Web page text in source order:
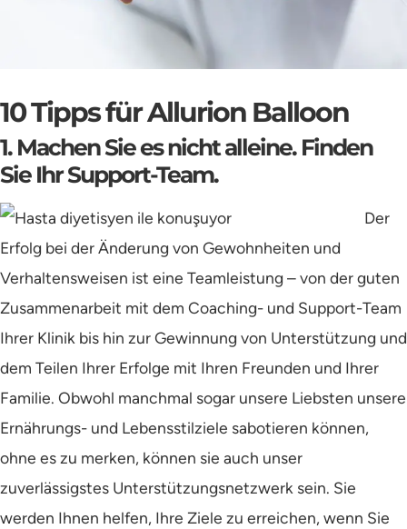
10 Tipps für Allurion Balloon
1. Machen Sie es nicht alleine. Finden
Sie Ihr Support-Team.
Der
Erfolg bei der Änderung von Gewohnheiten und
Verhaltensweisen ist eine Teamleistung – von der guten
Zusammenarbeit mit dem Coaching- und Support-Team
Ihrer Klinik bis hin zur Gewinnung von Unterstützung und
dem Teilen Ihrer Erfolge mit Ihren Freunden und Ihrer
Familie. Obwohl manchmal sogar unsere Liebsten unsere
Ernährungs- und Lebensstilziele sabotieren können,
ohne es zu merken, können sie auch unser
zuverlässigstes Unterstützungsnetzwerk sein. Sie
werden Ihnen helfen, Ihre Ziele zu erreichen, wenn Sie